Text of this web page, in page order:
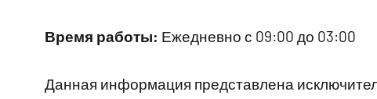
Время работы: Ежедневно с 09:00 до 03:00
Данная информация представлена